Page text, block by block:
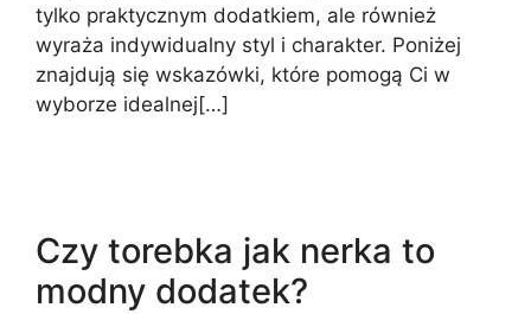
tylko praktycznym dodatkiem, ale również
wyraża indywidualny styl i charakter. Poniżej
znajdują się wskazówki, które pomogą Ci w
wyborze idealnej[…]
Czy torebka jak nerka to
modny dodatek?